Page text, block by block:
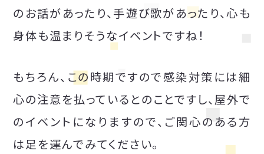
のお話があったり、手遊び歌があったり、心も
身体も温まりそうなイベントですね！
もちろん、この時期ですので感染対策には細
心の注意を払っているとのことですし、屋外で
のイベントになりますので、ご関心のある方
は足を運んでみてください。